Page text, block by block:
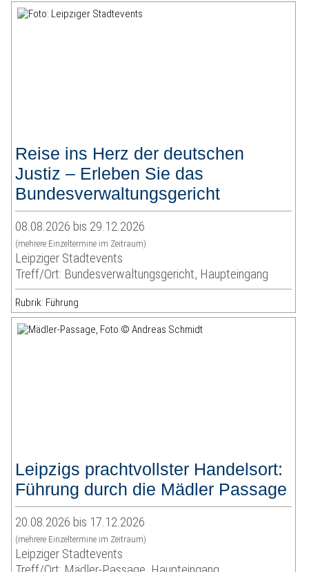
Reise ins Herz der deutschen
Justiz – Erleben Sie das
Bundesverwaltungsgericht
08.08.2026 bis 29.12.2026
(mehrere Einzeltermine im Zeitraum)
Leipziger Stadtevents
Treff/Ort: Bundesverwaltungsgericht, Haupteingang
Rubrik: Führung
Leipzigs prachtvollster Handelsort:
Führung durch die Mädler Passage
20.08.2026 bis 17.12.2026
(mehrere Einzeltermine im Zeitraum)
Leipziger Stadtevents